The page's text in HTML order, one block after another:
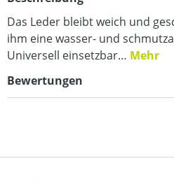
Das Leder bleibt weich und
ihm eine wasser- und
Universell einsetzbar… Mehr
Bewertungen